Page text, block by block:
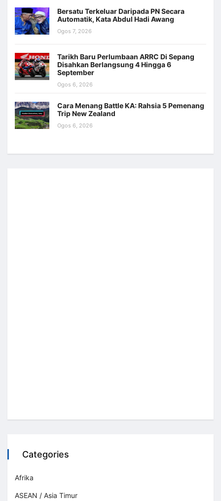
Bersatu Terkeluar Daripada PN Secara
Automatik, Kata Abdul Hadi Awang
Ogos 7, 2026
Tarikh Baru Perlumbaan ARRC Di Sepang
Disahkan Berlangsung 4 Hingga 6
September
Ogos 6, 2026
Cara Menang Battle KA: Rahsia 5 Pemenang
Trip New Zealand
Ogos 6, 2026
Categories
Afrika
ASEAN / Asia Timur